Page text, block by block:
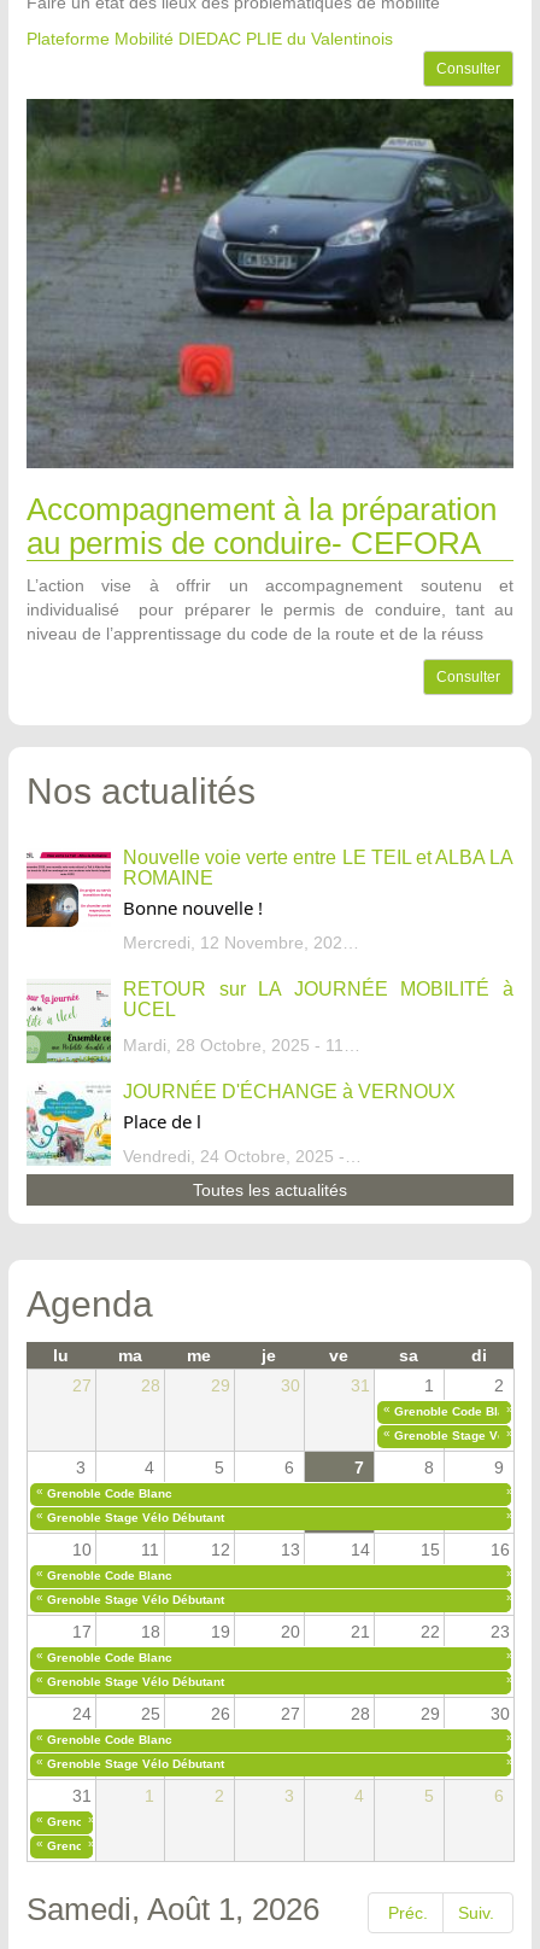
Plateforme Mobilité DIEDAC PLIE du Valentinois
Consulter
Accompagnement à la préparation
au permis de conduire- CEFORA
L’action vise à offrir un accompagnement soutenu et
individualisé pour préparer le permis de conduire, tant au
niveau de l’apprentissage du code de la route et de la réuss
Consulter
Nos actualités
Nouvelle voie verte entre LE TEIL et ALBA LA
ROMAINE
Bonne nouvelle !
RETOUR sur LA JOURNÉE MOBILITÉ à
UCEL
JOURNÉE D'ÉCHANGE à VERNOUX
Place de l
Toutes les actualités
Agenda
lu ma me je ve sa
di
27
28 29 30 31 1 2
« Grenoble Code Blanc
»
« Grenoble Stage Vélo
»
3 4 5 6 7 8 9
« Grenoble Code Blanc
»
« Grenoble Stage Vélo Débutant »
10 11 12 13 14 15 16
« Grenoble Code Blanc
»
« Grenoble Stage Vélo Débutant »
17 18 19 20 21 22 23
« Grenoble Code Blanc
»
« Grenoble Stage Vélo Débutant »
24 25 26 27 28 29 30
« Grenoble Code Blanc
»
« Grenoble Stage Vélo Débutant »
31 1 2 3 4 5 6
« Grenoble Code Blanc
»
« Grenoble Stage Vélo Débutant
»
Préc. Suiv.
Samedi, Août 1, 2026